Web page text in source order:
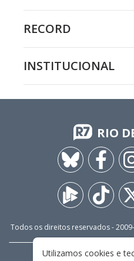
RECORD
INSTITUCIONAL
RIO
Todos os direitos reservados - 2009-
Utilizamos cookies e